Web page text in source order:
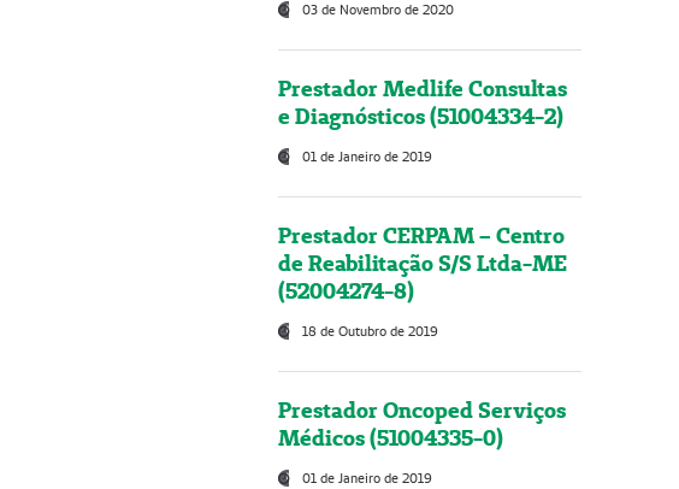
03 de Novembro de 2020
Prestador Medlife Consultas
e Diagnósticos (51004334-2)
01 de Janeiro de 2019
Prestador CERPAM – Centro
de Reabilitação S/S Ltda-ME
(52004274-8)
18 de Outubro de 2019
Prestador Oncoped Serviços
Médicos (51004335-0)
01 de Janeiro de 2019